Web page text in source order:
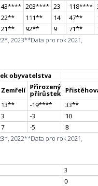
43**** 203**** 23 118****
22** 111** 14 47**
21** 92** 9 71**
2023**Data pro rok 2021,
obyvatelstva
Zemřelí Přirozený
přírůstek
13** -19**** 33**
3 -3
10
7 -5
8
2022**Data pro rok 2021,
3
0